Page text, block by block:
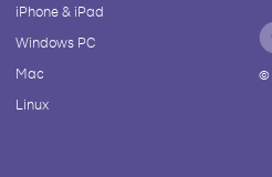
iPhone & iPad
Windows PC
Mac
Linux
©